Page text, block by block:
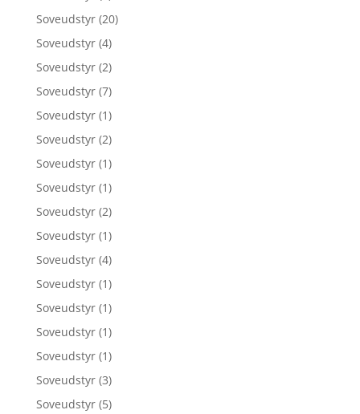
Soveudstyr (20)
Soveudstyr (4)
Soveudstyr (2)
Soveudstyr (7)
Soveudstyr (1)
Soveudstyr (2)
Soveudstyr (1)
Soveudstyr (1)
Soveudstyr (2)
Soveudstyr (1)
Soveudstyr (4)
Soveudstyr (1)
Soveudstyr (1)
Soveudstyr (1)
Soveudstyr (1)
Soveudstyr (3)
Soveudstyr (5)